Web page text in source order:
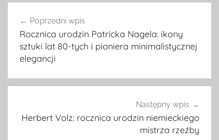
wpisu
Poprzedni wpis
Rocznica urodzin Patricka Nagela: ikony
sztuki lat 80-tych i pioniera minimalistycznej
elegancji
Następny wpis
Herbert Volz: rocznica urodzin niemieckiego
mistrza rzeźby